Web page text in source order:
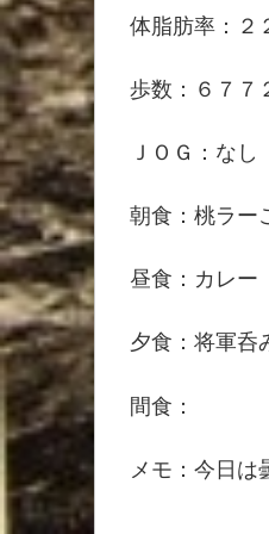
体脂肪率：２
歩数：６７７
ＪＯＧ：なし
朝食：桃ラー
昼食：カレー
夕食：将軍呑
間食：
メモ：今日